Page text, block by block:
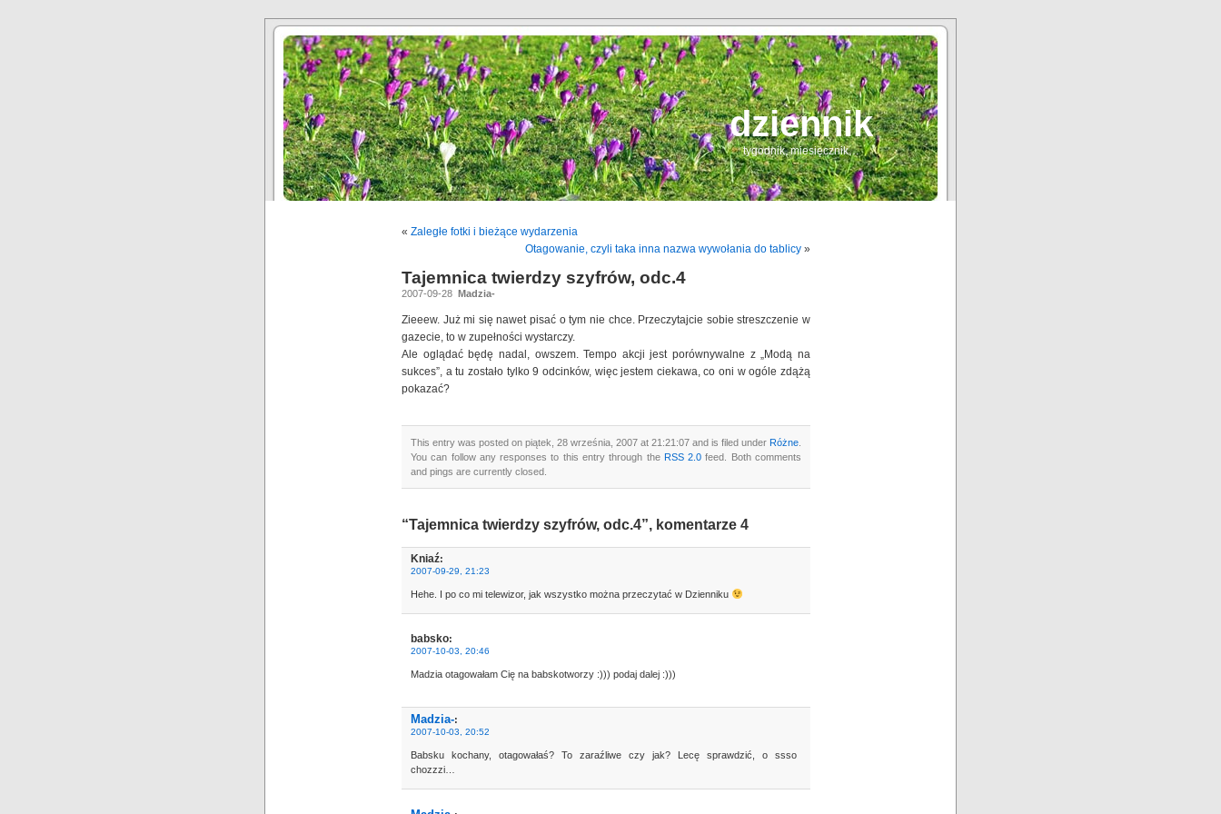
dziennik
tygodnik, miesięcznik…
« Zaległe fotki i bieżące wydarzenia
Otagowanie, czyli taka inna nazwa wywołania do tablicy »
Tajemnica twierdzy szyfrów, odc.4
2007-09-28 Madzia-
Zieeew. Już mi się nawet pisać o tym nie chce. Przeczytajcie sobie streszczenie w
gazecie, to w zupełności wystarczy.
Ale oglądać będę nadal, owszem. Tempo akcji jest porównywalne z „Modą na
sukces”, a tu zostało tylko 9 odcinków, więc jestem ciekawa, co oni w ogóle zdążą
pokazać?
This entry was posted on piątek, 28 września, 2007 at 21:21:07 and is filed under Różne
You can follow any responses to this entry through the RSS 2.0 feed. Both comments
and pings are currently closed.
“Tajemnica twierdzy szyfrów, odc.4”, komentarze 4
Kniaź:
2007-09-29, 21:23
Hehe. I po co mi telewizor, jak wszystko można przeczytać w Dzienniku
babsko:
2007-10-03, 20:46
Madzia otagowałam Cię na babskotworzy :))) podaj dalej :)))
Madzia-:
2007-10-03, 20:52
Babsku kochany, otagowałaś? To zaraźliwe czy jak? Lecę sprawdzić, o ssso
chozzzi…